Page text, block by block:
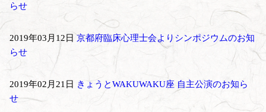
らせ
2019年03月12日京都府臨床心理士会よりシンポジウムのお知
らせ
2019年02月21日 きょうとWAKUWAKU座 自主公演のお知ら
せ